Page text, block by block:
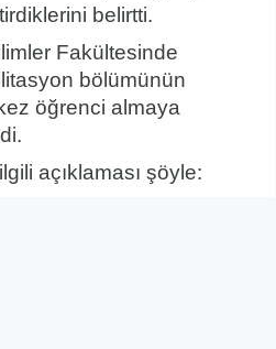
belirtti.
Fakültesinde
bölümünün
kez öğrenci almaya
açıklaması şöyle: